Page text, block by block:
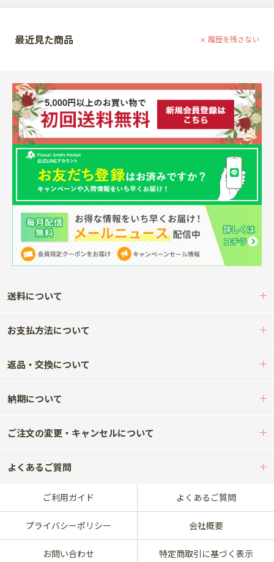
最近見た商品 履歴を残さない
送料について
お支払方法について
返品・交換について
納期について
ご注文の変更・キャンセルについて
よくあるご質問
ご利用ガイド よくあるご質問
プライバシーポリシー 会社概要
お問い合わせ 特定商取引に基づく表示